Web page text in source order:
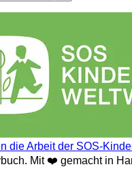
die Arbeit der SOS-
Mit ❤️ gemacht in